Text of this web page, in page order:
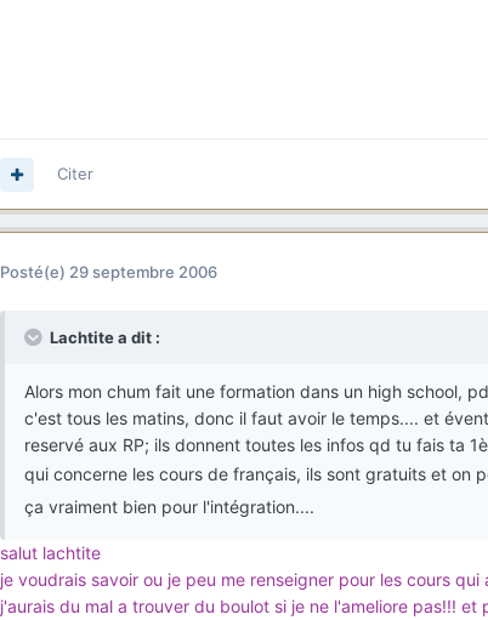
Citer
Posté(e) 29 septembre 2006
Lachtite a dit :
Alors mon chum fait une formation dans un high school,
c'est tous les matins, donc il faut avoir le temps.... et
reservé aux RP; ils donnent toutes les infos qd tu fais ta
qui concerne les cours de français, ils sont gratuits et on
ça vraiment bien pour l'intégration....
salut lachtite
je voudrais savoir ou je peu me renseigner pour les cours
j'aurais du mal a trouver du boulot si je ne l'ameliore pas!!!